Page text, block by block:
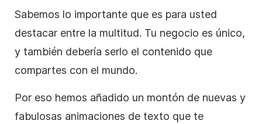
Sabemos lo importante que es para usted
destacar entre la multitud. Tu negocio es único,
y también debería serlo el contenido que
compartes con el mundo.
Por eso hemos añadido un montón de nuevas y
fabulosas animaciones de texto que te